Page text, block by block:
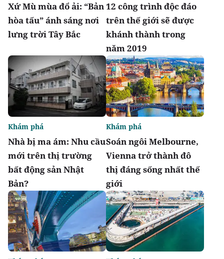
Xứ Mù mùa đổ ải: “Bản
hòa tấu” ánh sáng nơi
lưng trời Tây Bắc
12 công trình độc đáo
trên thế giới sẽ được
khánh thành trong
năm 2019
Nhà bị ma ám: Nhu cầu
mới trên thị trường
bất động sản Nhật
Bản?
Khám phá
Soán ngôi Melbourne,
Vienna trở thành đô
thị đáng sống nhất thế
giới
Khám phá